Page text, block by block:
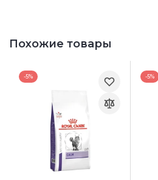
Похожие товары
-5% -5%